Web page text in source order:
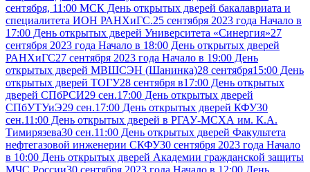
сентября, 11:00 МСК День открытых дверей бакалавриата и
специалитета ИОН РАНХиГС.25 сентября 2023 года Начало в
17:00 День открытых дверей Университета «Синергия»27
сентября 2023 года Начало в 18:00 День открытых дверей
РАНХиГС27 сентября 2023 года Начало в 19:00 День
открытых дверей МВШСЭН (Шанинка)28 сентября15:00 День
открытых дверей ТОГУ28 сентября в17:00 День открытых
дверей СПбРСИ29 сен.17:00 День открытых дверей
СПбУТУиЭ29 сен.17:00 День открытых дверей КФУ30
сен.11:00 День открытых дверей в РГАУ-МСХА им. К.А.
Тимирязева30 сен.11:00 День открытых дверей Факультета
нефтегазовой инженерии СКФУ30 сентября 2023 года Начало
в 10:00 День открытых дверей Академии гражданской защиты
МЧС России30 сентября 2023 года Начало в 12:00 День